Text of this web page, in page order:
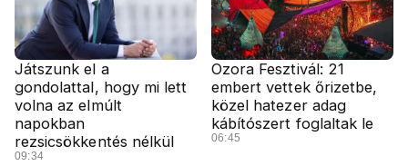
Játszunk el a
gondolattal, hogy mi lett
volna az elmúlt
napokban
rezsicsökkentés nélkül
09:34
Ozora Fesztivál: 21
embert vettek őrizetbe,
közel hatezer adag
kábítószert foglaltak le
06:45